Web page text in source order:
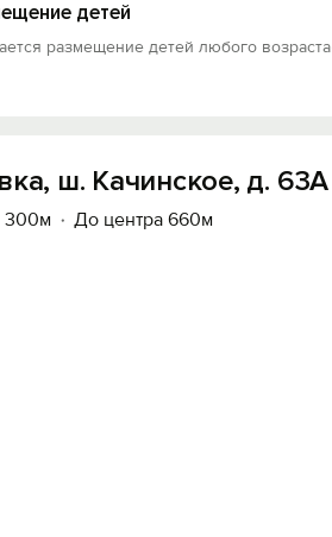
детей
размещение детей любого возраста
ш. Качинское, д. 63А
300м До центра 660м